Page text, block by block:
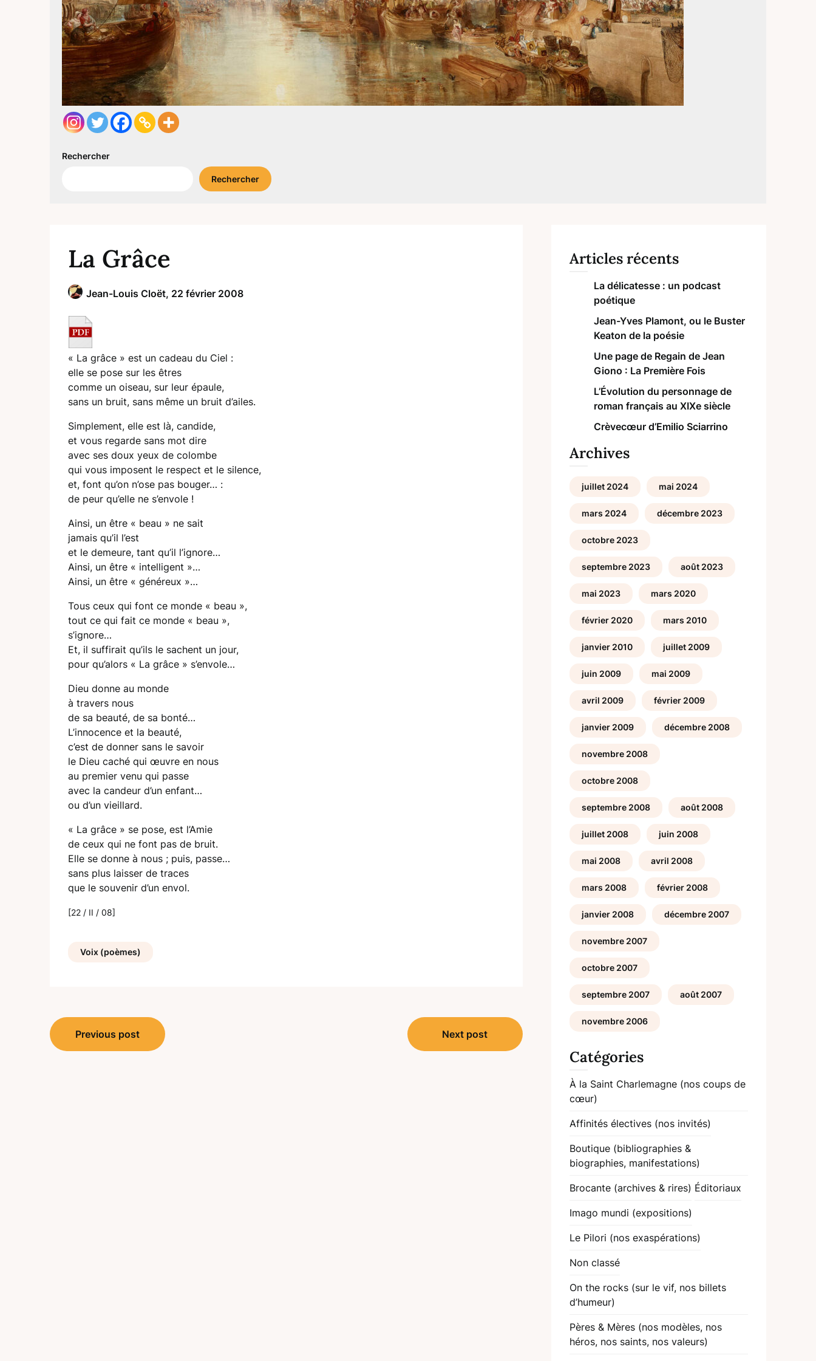
Rechercher
Rechercher
La Grâce
Jean-Louis Cloët, 22 février 2008
« La grâce » est un cadeau du Ciel :
elle se pose sur les êtres
comme un oiseau, sur leur épaule,
sans un bruit, sans même un bruit d’ailes.
Simplement, elle est là, candide,
et vous regarde sans mot dire
avec ses doux yeux de colombe
qui vous imposent le respect et le silence,
et, font qu’on n’ose pas bouger… :
de peur qu’elle ne s’envole !
Ainsi, un être « beau » ne sait
jamais qu’il l’est
et le demeure, tant qu’il l’ignore…
Ainsi, un être « intelligent »…
Ainsi, un être « généreux »…
Tous ceux qui font ce monde « beau »,
tout ce qui fait ce monde « beau »,
s’ignore…
Et, il suffirait qu’ils le sachent un jour,
pour qu’alors « La grâce » s’envole…
Dieu donne au monde
à travers nous
de sa beauté, de sa bonté…
L’innocence et la beauté,
c’est de donner sans le savoir
le Dieu caché qui œuvre en nous
au premier venu qui passe
avec la candeur d’un enfant…
ou d’un vieillard.
« La grâce » se pose, est l’Amie
de ceux qui ne font pas de bruit.
Elle se donne à nous ; puis, passe…
sans plus laisser de traces
que le souvenir d’un envol.
[22 / II / 08]
Voix (poèmes)
Navigation
de
Previous post Next post
Articles récents
La délicatesse : un podcast
poétique
Jean-Yves Plamont, ou le Buster
Keaton de la poésie
Une page de Regain de Jean
Giono : La Première Fois
L’Évolution du personnage de
roman français au XIXe siècle
Crèvecœur d’Emilio Sciarrino
Archives
juillet 2024 mai 2024
mars 2024 décembre 2023
octobre 2023
septembre 2023 août 2023
mai 2023 mars 2020
février 2020 mars 2010
janvier 2010 juillet 2009
juin 2009 mai 2009
avril 2009 février 2009
janvier 2009 décembre 2008
novembre 2008
octobre 2008
septembre 2008 août 2008
juillet 2008 juin 2008
mai 2008 avril 2008
mars 2008 février 2008
janvier 2008 décembre 2007
novembre 2007
octobre 2007
septembre 2007 août 2007
novembre 2006
Catégories
À la Saint Charlemagne (nos coups de
cœur)
Affinités électives (nos invités)
Boutique (bibliographies &
biographies, manifestations)
Brocante (archives & rires) Éditoriaux
Imago mundi (expositions)
Le Pilori (nos exaspérations)
Non classé
On the rocks (sur le vif, nos billets
d’humeur)
Pères & Mères (nos modèles, nos
héros, nos saints, nos valeurs)